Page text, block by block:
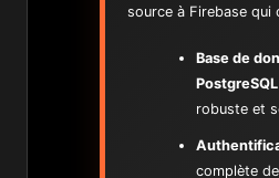
source à Firebase qui
Base de
PostgreSQL
robuste et
complète